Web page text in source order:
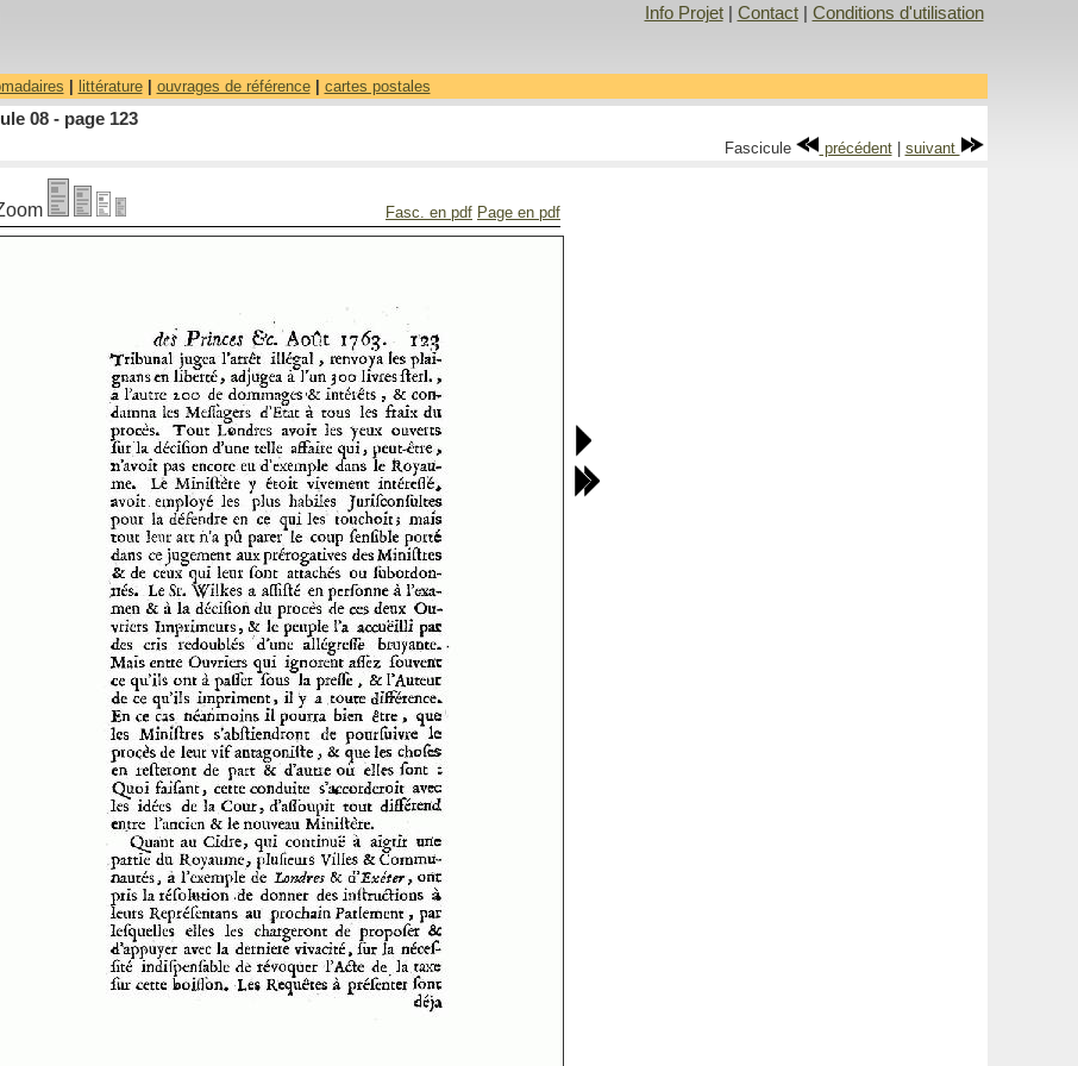
Info Projet| Contact| Conditions d'utilisation
littérature| ouvrages de référence| cartes postales
08 - page 123
Fascicule précédent| suivant
Fasc. en pdf Page en pdf